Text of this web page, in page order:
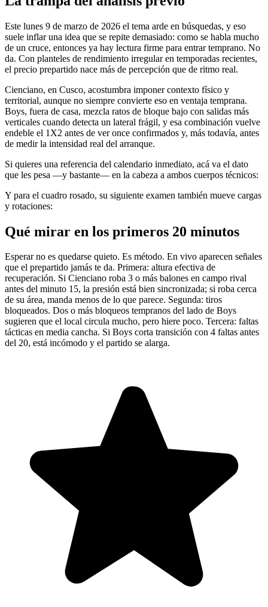
Este lunes 9 de marzo de 2026 el tema arde en búsquedas, y eso
suele inflar una idea que se repite demasiado: como se habla mucho
de un cruce, entonces ya hay lectura firme para entrar temprano. No
da. Con planteles de rendimiento irregular en temporadas recientes,
el precio prepartido nace más de percepción que de ritmo real.
Cienciano, en Cusco, acostumbra imponer contexto físico y
territorial, aunque no siempre convierte eso en ventaja temprana.
Boys, fuera de casa, mezcla ratos de bloque bajo con salidas más
verticales cuando detecta un lateral frágil, y esa combinación vuelve
endeble el 1X2 antes de ver once confirmados y, más todavía, antes
de medir la intensidad real del arranque.
Si quieres una referencia del calendario inmediato, acá va el dato
que les pesa —y bastante— en la cabeza a ambos cuerpos técnicos:
Y para el cuadro rosado, su siguiente examen también mueve cargas
y rotaciones:
Qué mirar en los primeros 20 minutos
Esperar no es quedarse quieto. Es método. En vivo aparecen señales
que el prepartido jamás te da. Primera: altura efectiva de
recuperación. Si Cienciano roba 3 o más balones en campo rival
antes del minuto 15, la presión está bien sincronizada; si roba cerca
de su área, manda menos de lo que parece. Segunda: tiros
bloqueados. Dos o más bloqueos tempranos del lado de Boys
sugieren que el local circula mucho, pero hiere poco. Tercera: faltas
tácticas en media cancha. Si Boys corta transición con 4 faltas antes
del 20, está incómodo y el partido se alarga.